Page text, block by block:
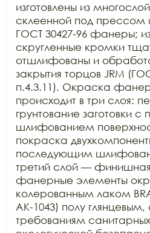
изготовлены из
склеенной под прессом
ГОСТ 30427-96 фанеры;
скругленные кромки
отшлифованы и
закрытия торцов JRM
п.4.3.11). Окраска
происходит в три слоя:
грунтование заготовки
шлифованием
покраска
последующим
третий слой —
фанерные элементы
колерованным лаком
АК-1043) полу
требованиям